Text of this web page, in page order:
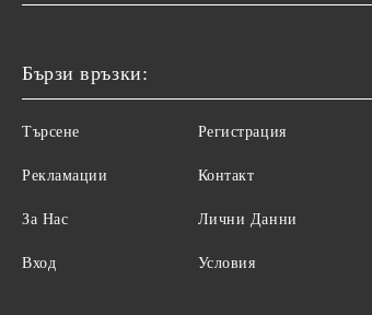
Бързи връзки:
Търсене
Рекламации
За Нас
Вход
Регистрация
Контакт
Лични Данни
Условия